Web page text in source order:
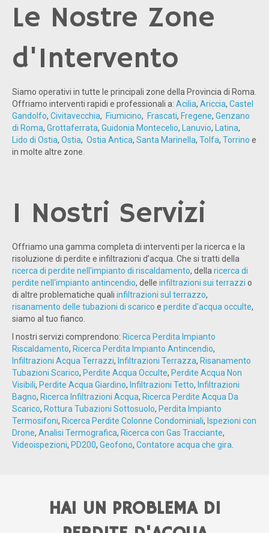
Le Nostre Zone
d'Intervento
Siamo operativi in tutte le principali zone della Provincia di Roma.
Offriamo interventi rapidi e professionali a: Acilia, Ariccia, Castel
Gandolfo, Civitavecchia, Fiumicino, Frascati, Fregene, Genzano
di Roma, Grottaferrata, Guidonia Montecelio, Lanuvio, Latina,
Lido di Ostia, Ostia, Ostia Antica, Santa Marinella, Tolfa, Torrino e
in molte altre zone.
I Nostri Servizi
Offriamo una gamma completa di interventi per la ricerca e la
risoluzione di perdite e infiltrazioni d’acqua. Che si tratti della
ricerca di perdite nell'impianto di riscaldamento, dellaricerca di
perdite nell'impianto antincendio, delle infiltrazioni sui terrazzi o
di altre problematiche quali infiltrazioni sul terrazzo,
risanamento delle tubazioni di scarico e perdite d'acqua occulte,
siamo al tuo fianco.
I nostri servizi comprendono: Ricerca Perdita Impianto
Riscaldamento, Ricerca Perdita Impianto Antincendio,
Infiltrazioni Acqua Terrazzi, Infiltrazioni Terrazza, Risanamento
Tubazioni Scarico, Perdite Acqua Occulte, Perdite Acqua Non
Visibili, Perdite Acqua Giardino, Infiltrazioni Tetto, Infiltrazioni
Bagno, Ricerca Infiltrazioni Acqua, Ricerca Perdite Acqua Da
Scarico, Rottura Tubazioni Sottosuolo, Perdita Impianto
Termosifoni, Ricerca Perdite Colonne Condominiali, Ispezioni con
Drone, Analisi Termografica, Ricerca con Gas Tracciante,
Videoispezioni, PD200, Geofono, Contatore acqua che gira.
HAI UN PROBLEMA DI